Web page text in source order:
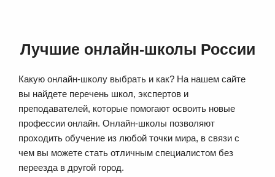
Лучшие онлайн-школы России
Какую онлайн-школу выбрать и как? На нашем сайте
вы найдете перечень школ, экспертов и
преподавателей, которые помогают освоить новые
профессии онлайн. Онлайн-школы позволяют
проходить обучение из любой точки мира, в связи с
чем вы можете стать отличным специалистом без
переезда в другой город.